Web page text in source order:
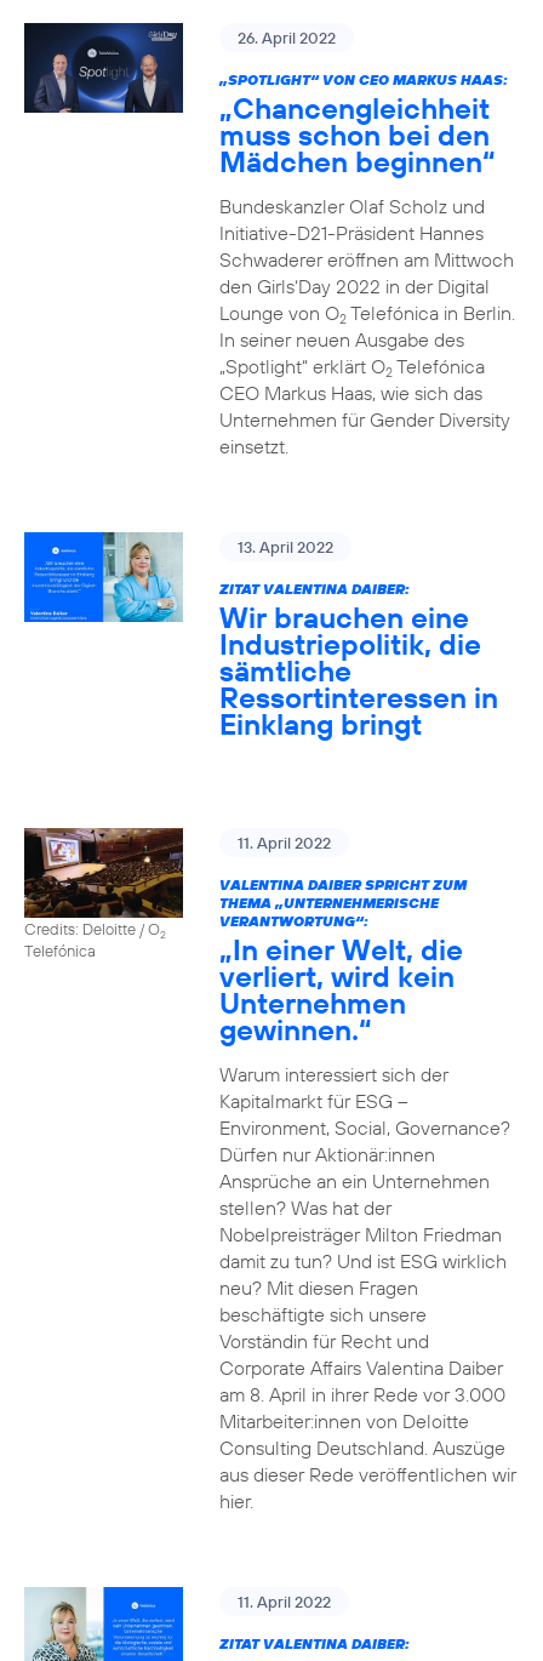
26. April 2022
„SPOTLIGHT“ VON CEO MARKUS HAAS:
„Chancengleichheit
muss schon bei den
Mädchen beginnen“
Bundeskanzler Olaf Scholz und
Initiative-D21-Präsident Hannes
Schwaderer eröffnen am Mittwoch
den Girls‘Day 2022 in der Digital
Lounge von O2Telefónica in Berlin.
In seiner neuen Ausgabe des
„Spotlight“ erklärt O2Telefónica
CEO Markus Haas, wie sich das
Unternehmen für Gender Diversity
einsetzt.
13. April 2022
ZITAT VALENTINA DAIBER:
Wir brauchen eine
Industriepolitik, die
sämtliche
Ressortinteressen in
Einklang bringt
Credits: Deloitte / O2
Telefónica
11. April 2022
VALENTINA DAIBER SPRICHT ZUM
THEMA „UNTERNEHMERISCHE
VERANTWORTUNG“:
„In einer Welt, die
verliert, wird kein
Unternehmen
gewinnen.“
Warum interessiert sich der
Kapitalmarkt für ESG –
Environment, Social, Governance?
Dürfen nur Aktionär:innen
Ansprüche an ein Unternehmen
stellen? Was hat der
Nobelpreisträger Milton Friedman
damit zu tun? Und ist ESG wirklich
neu? Mit diesen Fragen
beschäftigte sich unsere
Vorständin für Recht und
Corporate Affairs Valentina Daiber
am 8. April in ihrer Rede vor 3.000
Mitarbeiter:innen von Deloitte
Consulting Deutschland. Auszüge
aus dieser Rede veröffentlichen wir
hier.
11. April 2022
ZITAT VALENTINA DAIBER: